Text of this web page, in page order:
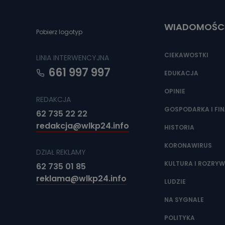
Jakie
Państwa (lub
źródeł
oraz partnerzy
Jak
Można to
Pobierz logotyp
LINIA INTERWENCYJNA
661 997 997
REDAKCJA
62 735 22 22
redakcja@wlkp24.info
DZIAŁ REKLAMY
62 735 01 85
reklama@wlkp24.info
CIEKAWOSTKI
EDUKACJA
OPINIE
GOSPODARKA I
HISTORIA
KORONAWIRUS
KULTURA I
LUDZIE
NA SYGNALE
POLITYKA